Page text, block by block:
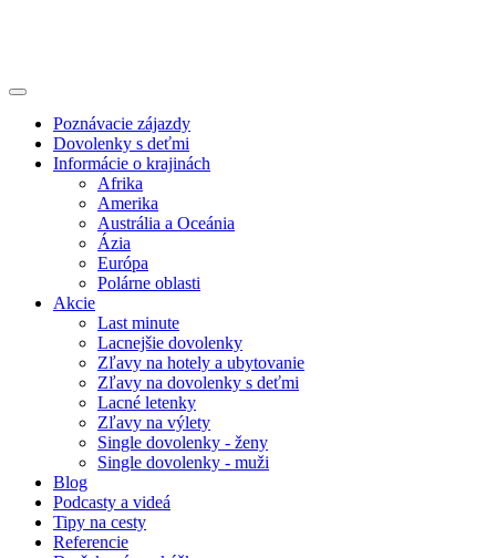
Poznávacie zájazdy
Dovolenky s deťmi
Informácie o krajinách
Afrika
Amerika
Austrália a Oceánia
Ázia
Európa
Polárne oblasti
Akcie
Last minute
Lacnejšie dovolenky
Zľavy na hotely a ubytovanie
Zľavy na dovolenky s deťmi
Lacné letenky
Zľavy na výlety
Single dovolenky - ženy
Single dovolenky - muži
Blog
Podcasty a videá
Tipy na cesty
Referencie